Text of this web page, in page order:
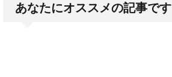
あなたにオススメの記事です